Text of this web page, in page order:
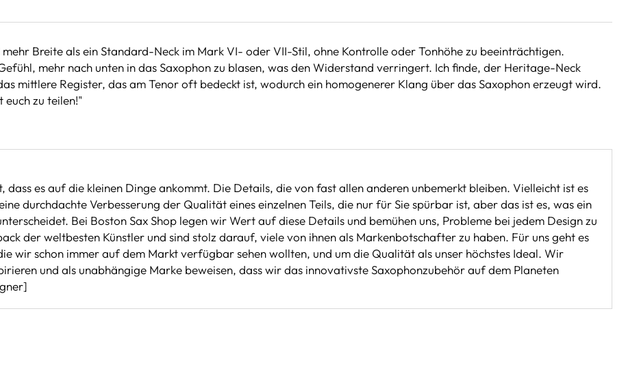
Breite als ein Standard-Neck im Mark VI- oder VII-Stil, ohne Kontrolle oder Tonhöhe zu beeinträchtigen.
mehr nach unten in das Saxophon zu blasen, was den Widerstand verringert. Ich finde, der Heritage-Neck
mittlere Register, das am Tenor oft bedeckt ist, wodurch ein homogenerer Klang über das Saxophon erzeugt wird.
euch zu teilen!"
dass es auf die kleinen Dinge ankommt. Die Details, die von fast allen anderen unbemerkt bleiben. Vielleicht ist es
durchdachte Verbesserung der Qualität eines einzelnen Teils, die nur für Sie spürbar ist, aber das ist es, was ein
Bei Boston Sax Shop legen wir Wert auf diese Details und bemühen uns, Probleme bei jedem Design zu
der weltbesten Künstler und sind stolz darauf, viele von ihnen als Markenbotschafter zu haben. Für uns geht es
wir schon immer auf dem Markt verfügbar sehen wollten, und um die Qualität als unser höchstes Ideal. Wir
und als unabhängige Marke beweisen, dass wir das innovativste Saxophonzubehör auf dem Planeten